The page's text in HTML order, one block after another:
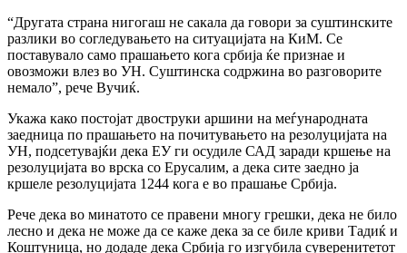
“Другата страна нигогаш не сакала да говори за суштинските
разлики во согледувањето на ситуацијата на КиМ. Се
поставувало само прашањето кога србија ќе признае и
овозможи влез во УН. Суштинска содржина во разговорите
немало”, рече Вучиќ.
Укажа како постојат двоструки аршини на меѓународната
заедница по прашањето на почитувањето на резолуцијата на
УН, подсетувајќи дека ЕУ ги осудиле САД заради кршење на
резолуцијата во врска со Ерусалим, а дека сите заедно ја
кршеле резолуцијата 1244 кога е во прашање Србија.
Рече дека во минатото се правени многу грешки, дека не било
лесно и дека не може да се каже дека за се биле криви Тадиќ и
Коштуница, но додаде дека Србија го изгубила суверенитетот